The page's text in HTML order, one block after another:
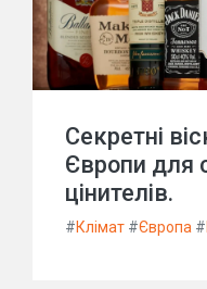
Секретні
Європи для
цінителів.
#Клімат #Європа #